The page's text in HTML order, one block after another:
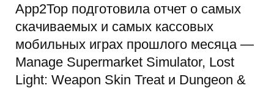
App2Top подготовила отчет о самых
скачиваемых и самых кассовых
мобильных играх прошлого месяца —
Manage Supermarket Simulator, Lost
Light: Weapon Skin Treat и Dungeon &